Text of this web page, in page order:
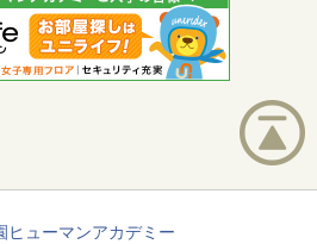
ヒューマンアカデミー